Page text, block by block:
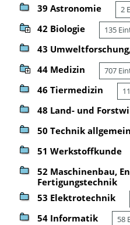
39 Astronomie 2
42 Biologie 135
43
44 Medizin 707
46 Tiermedizin
48 Land- und
50 Technik allgemein
51 Werkstoffkunde
52 Maschinenbau,
Fertigungstechnik
53 Elektrotechnik
54 Informatik 58